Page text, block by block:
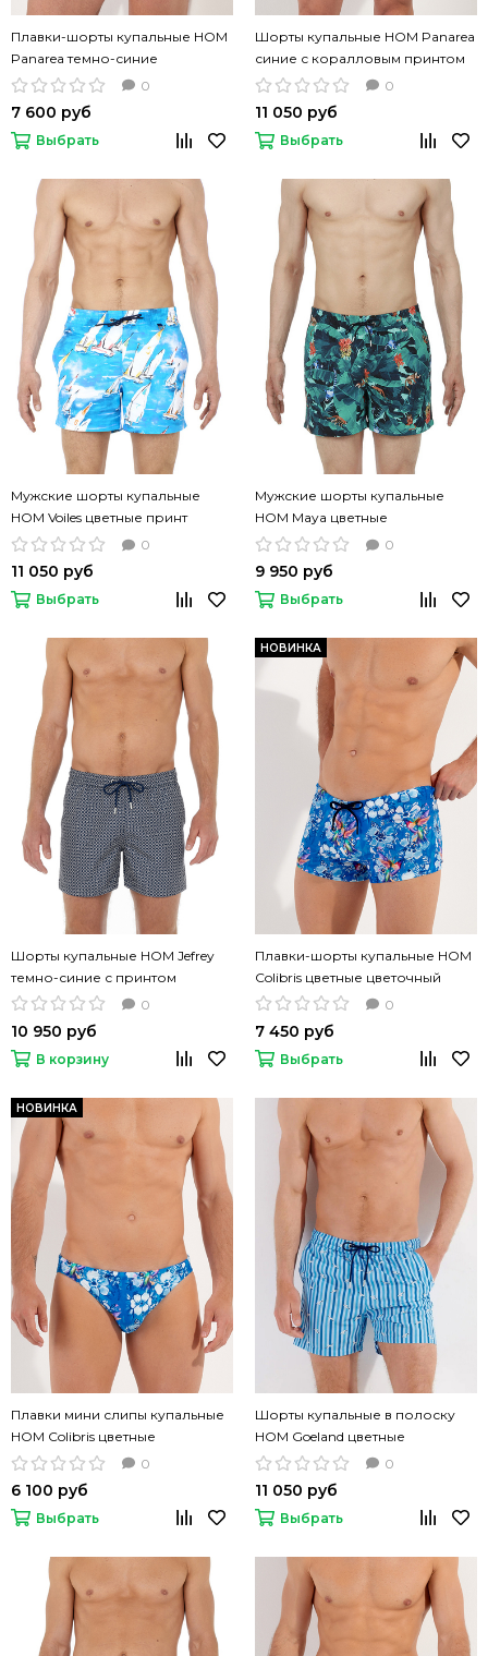
Плавки-шорты купальные HOM
Panarea темно-синие
0
7 600 руб
Выбрать
Шорты купальные HOM Panarea
синие с коралловым принтом
0
11 050 руб
Выбрать
Мужские шорты купальные
HOM Voiles цветные принт
паруса
0
11 050 руб
Выбрать
Мужские шорты купальные
HOM Maya цветные
0
9 950 руб
Выбрать
Шорты купальные HOM Jefrey
темно-синие с принтом
0
10 950 руб
В корзину
НОВИНКА
Плавки-шорты купальные HOM
Colibris цветные цветочный
принт
0
7 450 руб
Выбрать
НОВИНКА
Плавки мини слипы купальные
HOM Colibris цветные
цветочный принт
0
6 100 руб
Выбрать
Шорты купальные в полоску
HOM Goeland цветные
0
11 050 руб
Выбрать